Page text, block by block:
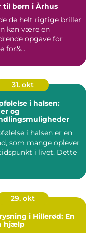
til børn i Århus
de helt rigtige briller
kan være en
opgave for
for&...
31. okt
i halsen:
og
i halsen er en
som mange oplever
i livet. Dette
29. okt
i Hillerød: En
hjælp